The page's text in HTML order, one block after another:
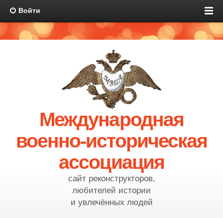
Войти
Международная
военно-историческая
ассоциация
сайт реконструкторов,
любителей истории
и увлечённых людей